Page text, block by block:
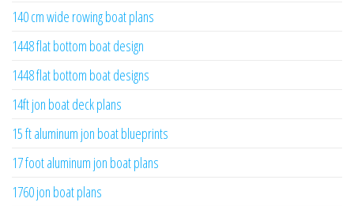
140 cm wide rowing boat plans
1448 flat bottom boat design
1448 flat bottom boat designs
14ft jon boat deck plans
15 ft aluminum jon boat blueprints
17 foot aluminum jon boat plans
1760 jon boat plans